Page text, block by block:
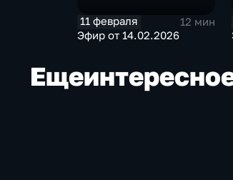
11 февраля
12 мин
Эфир от 14.02.2026
Еще